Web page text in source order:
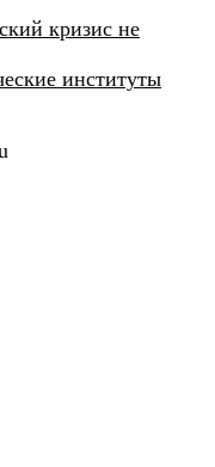
кризис не
институты